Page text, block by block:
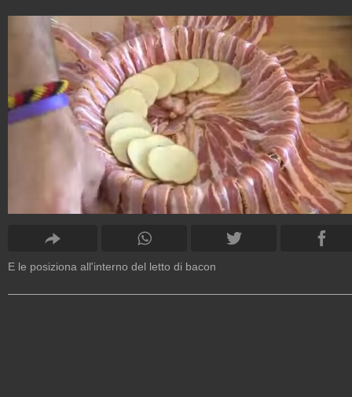
E le posiziona all'interno del letto di bacon